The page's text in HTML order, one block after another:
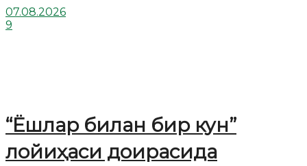
07.08.2026
9
“Ёшлар билан бир кун”
лойиҳаси доирасида